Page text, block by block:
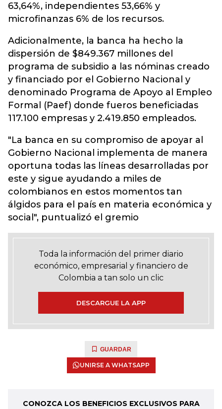
63,64%, independientes 53,66% y
microfinanzas 6% de los recursos.
Adicionalmente, la banca ha hecho la
dispersión de $849.367 millones del
programa de subsidio a las nóminas creado
y financiado por el Gobierno Nacional y
denominado Programa de Apoyo al Empleo
Formal (Paef) donde fueros beneficiadas
117.100 empresas y 2.419.850 empleados.
"La banca en su compromiso de apoyar al
Gobierno Nacional implementa de manera
oportuna todas las líneas desarrolladas por
este y sigue ayudando a miles de
colombianos en estos momentos tan
álgidos para el país en materia económica y
social", puntualizó el gremio
Toda la información del primer diario
económico, empresarial y financiero de
Colombia a tan solo un clic
DESCARGUE LA APP
GUARDAR
UNIRSE A WHATSAPP
CONOZCA LOS BENEFICIOS EXCLUSIVOS PARA